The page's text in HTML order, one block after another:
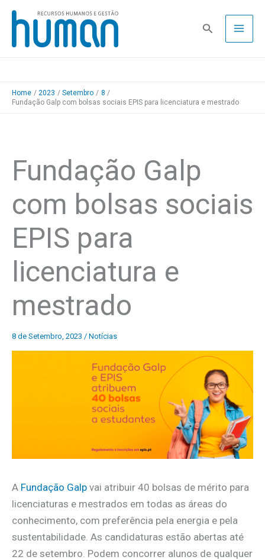
Skip
content
Pesquisa
Home 2023 Setembro
8
Fundação Galp com bolsas sociais EPIS para licenciatura e mestrado
Fundação Galp
com bolsas sociais
EPIS para
licenciatura e
mestrado
8 de Setembro, 2023 / Notícias
A Fundação Galp vai atribuir 40 bolsas de mérito para
licenciaturas e mestrados em todas as áreas do
conhecimento, com preferência pela energia e pela
sustentabilidade. As candidaturas estão abertas até
22 de setembro. Podem concorrer alunos de qualquer